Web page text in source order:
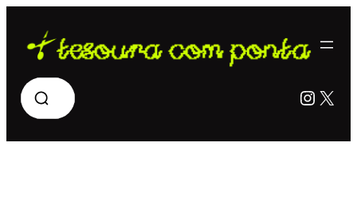
para
conteúdo
Pesquisar X